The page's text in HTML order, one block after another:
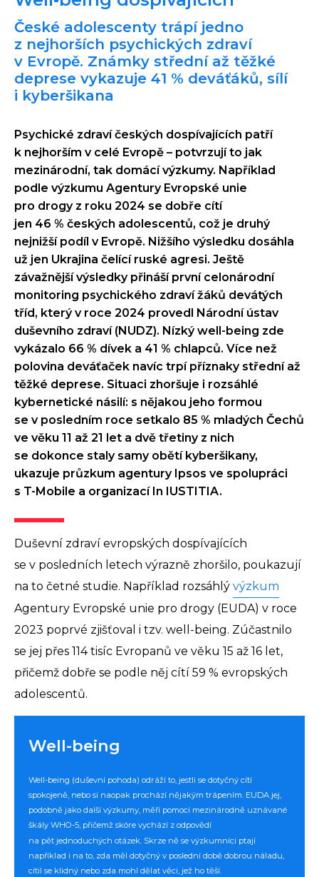
České adolescenty trápí jedno
z nejhorších psychických zdraví
v Evropě. Známky střední až těžké
deprese vykazuje 41 % deváťáků, sílí
i kyberšikana
Psychické zdraví českých dospívajících patří
k nejhorším v celé Evropě – potvrzují to jak
mezinárodní, tak domácí výzkumy. Například
podle výzkumu Agentury Evropské unie
pro drogy z roku 2024 se dobře cítí
jen 46 % českých adolescentů, což je druhý
nejnižší podíl v Evropě. Nižšího výsledku dosáhla
už jen Ukrajina čelící ruské agresi. Ještě
závažnější výsledky přináší první celonárodní
monitoring psychického zdraví žáků devátých
tříd, který v roce 2024 provedl Národní ústav
duševního zdraví (NUDZ). Nízký well-being zde
vykázalo 66 % dívek a 41 % chlapců. Více než
polovina deváťaček navíc trpí příznaky střední až
těžké deprese. Situaci zhoršuje i rozsáhlé
kybernetické násilí: s nějakou jeho formou
se v posledním roce setkalo 85 % mladých Čechů
ve věku 11 až 21 let a dvě třetiny z nich
se dokonce staly samy obětí kyberšikany,
ukazuje průzkum agentury Ipsos ve spolupráci
s T-Mobile a organizací In IUSTITIA.
Duševní zdraví evropských dospívajících
se v posledních letech výrazně zhoršilo, poukazují
na to četné studie. Například rozsáhlý výzkum
Agentury Evropské unie pro drogy (EUDA) v roce
2023 poprvé zjišťoval i tzv. well-being. Zúčastnilo
se jej přes 114 tisíc Evropanů ve věku 15 až 16 let,
přičemž dobře se podle něj cítí 59 % evropských
adolescentů.
Well-being
Well-being (duševní pohoda) odráží to, jestli se dotyčný cítí
spokojeně, nebo si naopak prochází nějakým trápením. EUDA jej,
podobně jako další výzkumy, měří pomocí mezinárodně uznávané
škály WHO-5, přičemž skóre vychází z odpovědí
na pět jednoduchých otázek. Skrze ně se výzkumníci ptají
například i na to, zda měl dotyčný v poslední době dobrou náladu,
cítil se klidný nebo zda mohl dělat věci, jež ho těší.